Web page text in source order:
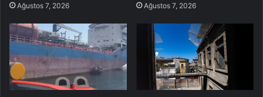
Ağustos 7, 2026 Ağustos 7, 2026